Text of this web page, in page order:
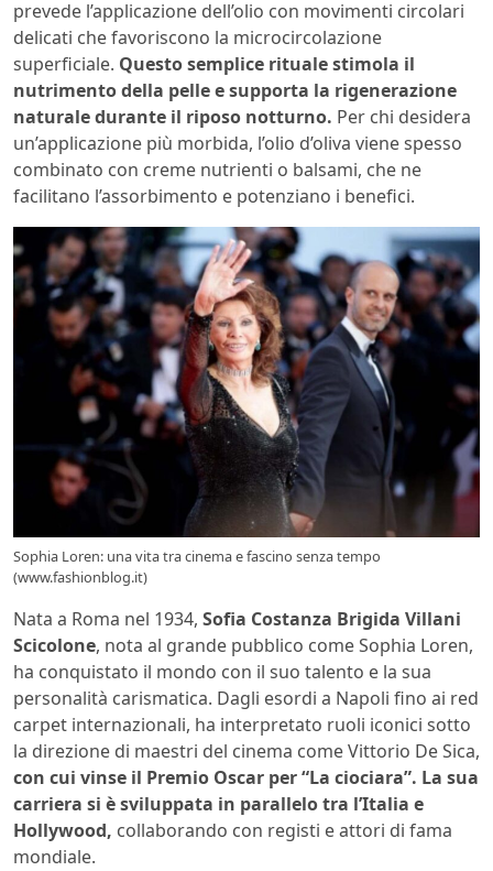
prevede l’applicazione dell’olio con movimenti circolari
delicati che favoriscono la microcircolazione
superficiale. Questo semplice rituale stimola il
nutrimento della pelle e supporta la rigenerazione
naturale durante il riposo notturno. Per chi desidera
un’applicazione più morbida, l’olio d’oliva viene spesso
combinato con creme nutrienti o balsami, che ne
facilitano l’assorbimento e potenziano i benefici.
Sophia Loren: una vita tra cinema e fascino senza tempo
(www.fashionblog.it)
Nata a Roma nel 1934, Sofia Costanza Brigida Villani
Scicolone, nota al grande pubblico come Sophia Loren,
ha conquistato il mondo con il suo talento e la sua
personalità carismatica. Dagli esordi a Napoli fino ai red
carpet internazionali, ha interpretato ruoli iconici sotto
la direzione di maestri del cinema come Vittorio De Sica,
con cui vinse il Premio Oscar per “La ciociara”. La sua
carriera si è sviluppata in parallelo tra l’Italia e
Hollywood, collaborando con registi e attori di fama
mondiale.